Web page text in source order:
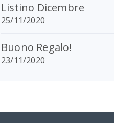
Listino Dicembre
25/11/2020
Buono Regalo!
23/11/2020